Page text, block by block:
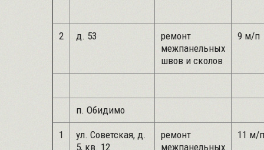
2 д. 53
ремонт
межпанельных
швов и сколов
9 м/п
п. Обидимо
1
ул. Советская, д.
5, кв. 12
ремонт
межпанельных
11 м/п